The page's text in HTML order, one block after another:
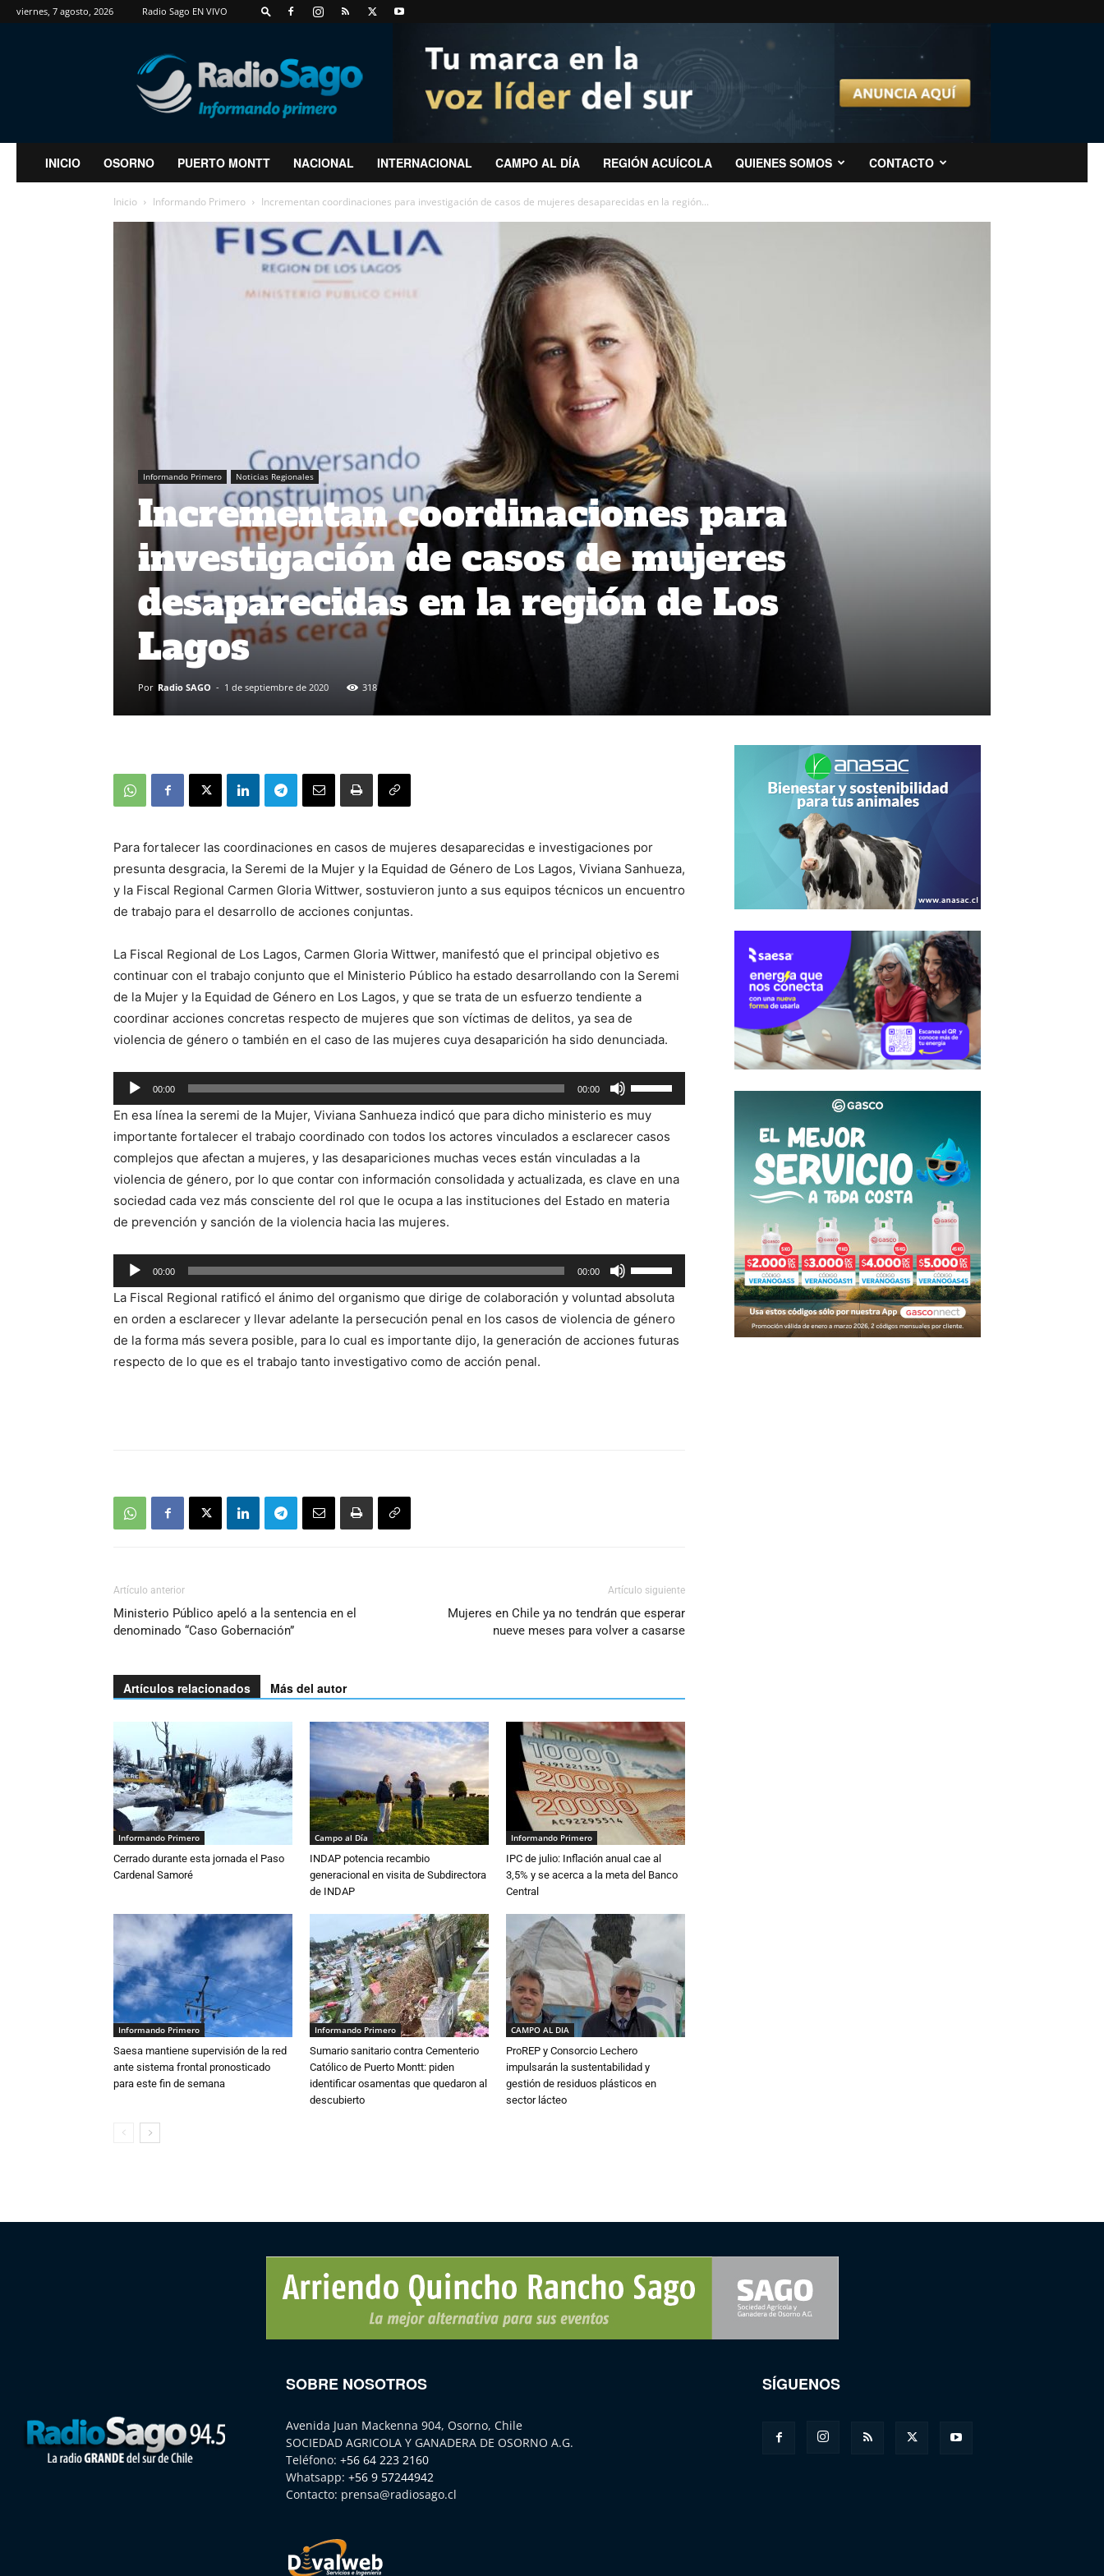
viernes, 7 agosto, 2026 Radio Sago EN VIVO
RadioSago
INICIO OSORNO PUERTO MONTT NACIONAL INTERNACIONAL CAMPO AL DÍA REGIÓN ACUÍCOLA QUIENES SOMOS CONTACTO
Inicio Informando Primero Incrementan coordinaciones para investigación de casos de mujeres desaparecidas en la región...
Informando Primero Noticias Regionales
Incrementan coordinaciones para
investigación de casos de mujeres
desaparecidas en la región de Los
Lagos
Por Radio SAGO - 1 de septiembre de 2020 318
Para fortalecer las coordinaciones en casos de mujeres desaparecidas e investigaciones por
presunta desgracia, la Seremi de la Mujer y la Equidad de Género de Los Lagos, Viviana Sanhueza,
y la Fiscal Regional Carmen Gloria Wittwer, sostuvieron junto a sus equipos técnicos un encuentro
de trabajo para el desarrollo de acciones conjuntas.
La Fiscal Regional de Los Lagos, Carmen Gloria Wittwer, manifestó que el principal objetivo es
continuar con el trabajo conjunto que el Ministerio Público ha estado desarrollando con la Seremi
de la Mujer y la Equidad de Género en Los Lagos, y que se trata de un esfuerzo tendiente a
coordinar acciones concretas respecto de mujeres que son víctimas de delitos, ya sea de
violencia de género o también en el caso de las mujeres cuya desaparición ha sido denunciada.
Reproductor
de
audio
00:00 00:00
las
teclas
de
flecha
arriba/abajo
para
o
disminuir
el
volumen.
En esa línea la seremi de la Mujer, Viviana Sanhueza indicó que para dicho ministerio es muy
importante fortalecer el trabajo coordinado con todos los actores vinculados a esclarecer casos
complejos que afectan a mujeres, y las desapariciones muchas veces están vinculadas a la
violencia de género, por lo que contar con información consolidada y actualizada, es clave en una
sociedad cada vez más consciente del rol que le ocupa a las instituciones del Estado en materia
de prevención y sanción de la violencia hacia las mujeres.
Reproductor
de
audio
00:00 00:00
las
teclas
de
flecha
La Fiscal Regional ratificó el ánimo del organismo que dirige de colaboración y voluntad absoluta
en orden a esclarecer y llevar adelante la persecución penal en los casos de violencia de género
de la forma más severa posible, para lo cual es importante dijo, la generación de acciones futuras
respecto de lo que es el trabajo tanto investigativo como de acción penal.
Artículo anterior
Ministerio Público apeló a la sentencia en el
denominado “Caso Gobernación”
Artículo siguiente
Mujeres en Chile ya no tendrán que esperar
nueve meses para volver a casarse
Artículos relacionados Más del autor
Informando Primero
Cerrado durante esta jornada el Paso
Cardenal Samoré
Campo al Día
INDAP potencia recambio
generacional en visita de Subdirectora
de INDAP
Informando Primero
IPC de julio: Inflación anual cae al
3,5% y se acerca a la meta del Banco
Central
Informando Primero
Saesa mantiene supervisión de la red
ante sistema frontal pronosticado
para este fin de semana
Informando Primero
Sumario sanitario contra Cementerio
Católico de Puerto Montt: piden
identificar osamentas que quedaron al
descubierto
CAMPO AL DIA
ProREP y Consorcio Lechero
impulsarán la sustentabilidad y
gestión de residuos plásticos en
sector lácteo
SOBRE NOSOTROS
Avenida Juan Mackenna 904, Osorno, Chile
SOCIEDAD AGRICOLA Y GANADERA DE OSORNO A.G.
Teléfono: +56 64 223 2160
Whatsapp: +56 9 57244942
Contacto: prensa@radiosago.cl
SÍGUENOS